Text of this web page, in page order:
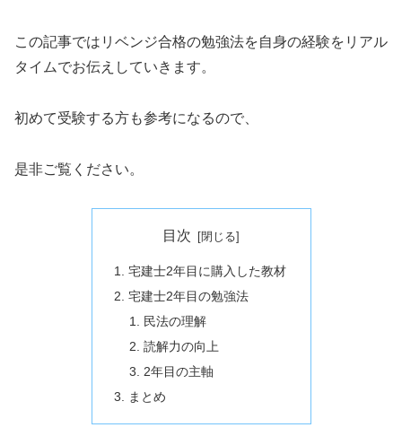
この記事ではリベンジ合格の勉強法を自身の経験をリアル
タイムでお伝えしていきます。
初めて受験する方も参考になるので、
是非ご覧ください。
目次
宅建士2年目に購入した教材
宅建士2年目の勉強法
民法の理解
読解力の向上
2年目の主軸
まとめ